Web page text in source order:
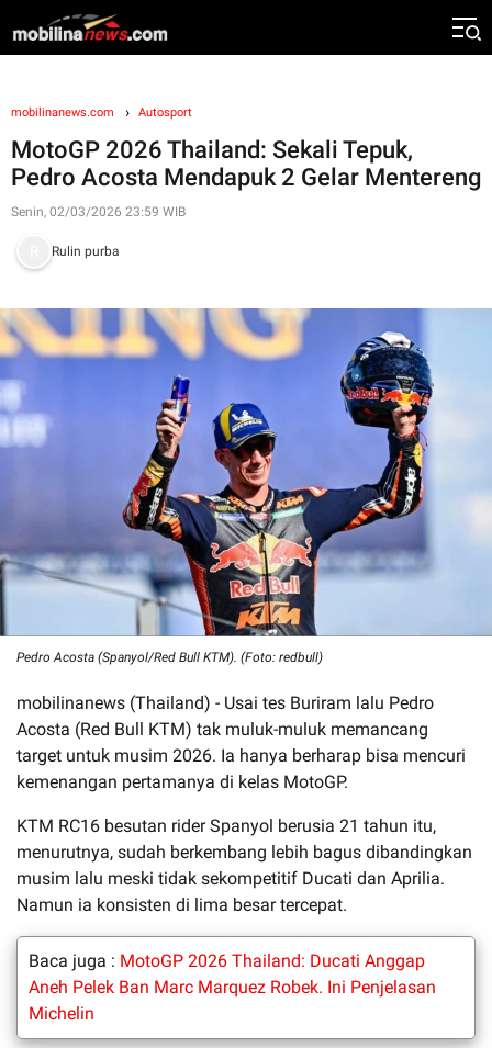
mobilinanews.com Autosport
MotoGP 2026 Thailand: Sekali Tepuk,
Pedro Acosta Mendapuk 2 Gelar Mentereng
Senin, 02/03/2026 23:59 WIB
Rulin purba
Pedro Acosta (Spanyol/Red Bull KTM). (Foto: redbull)
mobilinanews (Thailand) - Usai tes Buriram lalu Pedro
Acosta (Red Bull KTM) tak muluk-muluk memancang
target untuk musim 2026. Ia hanya berharap bisa mencuri
kemenangan pertamanya di kelas MotoGP.
KTM RC16 besutan rider Spanyol berusia 21 tahun itu,
menurutnya, sudah berkembang lebih bagus dibandingkan
musim lalu meski tidak sekompetitif Ducati dan Aprilia.
Namun ia konsisten di lima besar tercepat.
Baca juga : MotoGP 2026 Thailand: Ducati Anggap
Aneh Pelek Ban Marc Marquez Robek. Ini Penjelasan
Michelin